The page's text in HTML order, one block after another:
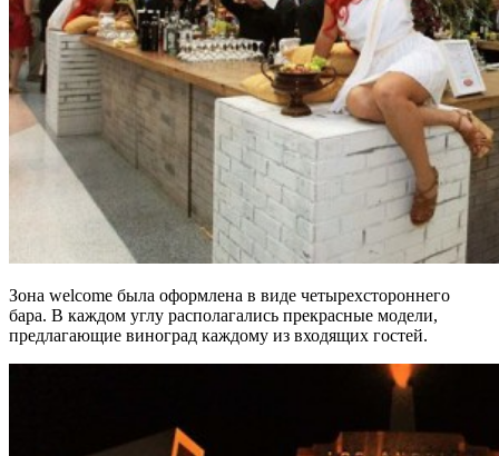
Зона welcome была оформлена в виде четырехстороннего
бара. В каждом углу располагались прекрасные модели,
предлагающие виноград каждому из входящих гостей.